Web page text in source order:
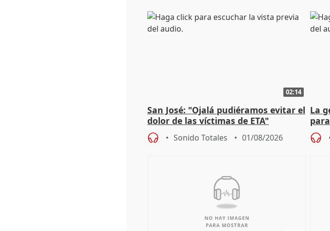
02:14
San José: "Ojalá pudiéramos evitar el
dolor de las víctimas de ETA"
Sonido Totales 01/08/2026
La